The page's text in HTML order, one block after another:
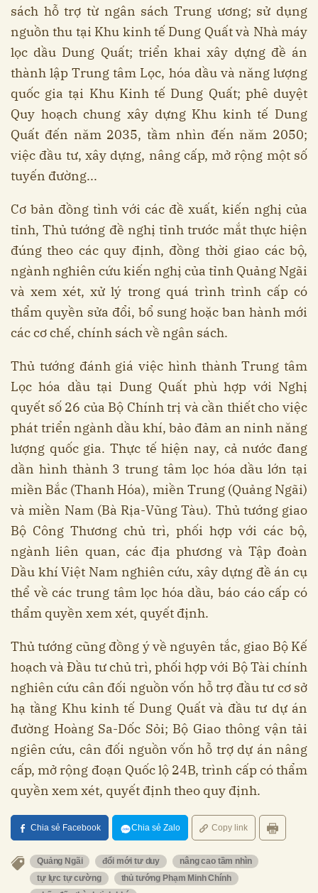
sách hỗ trợ từ ngân sách Trung ương; sử dụng
nguồn thu tại Khu kinh tế Dung Quất và Nhà máy
lọc dầu Dung Quất; triển khai xây dựng đề án
thành lập Trung tâm Lọc, hóa dầu và năng lượng
quốc gia tại Khu Kinh tế Dung Quất; phê duyệt
Quy hoạch chung xây dựng Khu kinh tế Dung
Quất đến năm 2035, tầm nhìn đến năm 2050;
việc đầu tư, xây dựng, nâng cấp, mở rộng một số
tuyến đường...
Cơ bản đồng tình với các đề xuất, kiến nghị của
tỉnh, Thủ tướng đề nghị tỉnh trước mắt thực hiện
đúng theo các quy định, đồng thời giao các bộ,
ngành nghiên cứu kiến nghị của tỉnh Quảng Ngãi
và xem xét, xử lý trong quá trình trình cấp có
thẩm quyền sửa đổi, bổ sung hoặc ban hành mới
các cơ chế, chính sách về ngân sách.
Thủ tướng đánh giá việc hình thành Trung tâm
Lọc hóa dầu tại Dung Quất phù hợp với Nghị
quyết số 26 của Bộ Chính trị và cần thiết cho việc
phát triển ngành dầu khí, bảo đảm an ninh năng
lượng quốc gia. Thực tế hiện nay, cả nước đang
dần hình thành 3 trung tâm lọc hóa dầu lớn tại
miền Bắc (Thanh Hóa), miền Trung (Quảng Ngãi)
và miền Nam (Bà Rịa-Vũng Tàu). Thủ tướng giao
Bộ Công Thương chủ trì, phối hợp với các bộ,
ngành liên quan, các địa phương và Tập đoàn
Dầu khí Việt Nam nghiên cứu, xây dựng đề án cụ
thể về các trung tâm lọc hóa dầu, báo cáo cấp có
thẩm quyền xem xét, quyết định.
Thủ tướng cũng đồng ý về nguyên tắc, giao Bộ Kế
hoạch và Đầu tư chủ trì, phối hợp với Bộ Tài chính
nghiên cứu cân đối nguồn vốn hỗ trợ đầu tư cơ sở
hạ tầng Khu kinh tế Dung Quất và đầu tư dự án
đường Hoàng Sa-Dốc Sỏi; Bộ Giao thông vận tải
ngiên cứu, cân đối nguồn vốn hỗ trợ dự án nâng
cấp, mở rộng đoạn Quốc lộ 24B, trình cấp có thẩm
quyền xem xét, quyết định theo quy định.
Chia sẻ Facebook Chia sẻ Zalo Copy link
Quảng Ngãi đổi mới tư duy
nâng cao tầm nhìn
tự lực tự cường
thủ tướng Phạm Minh Chính